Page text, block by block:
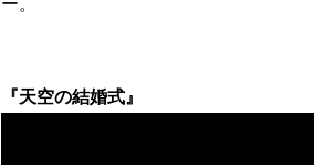
『天空の結婚式』